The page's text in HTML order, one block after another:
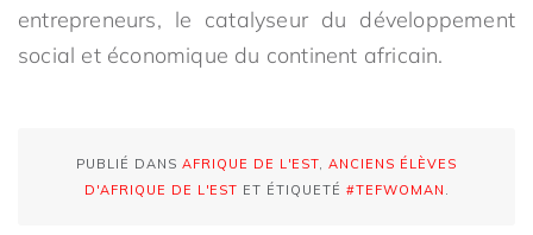
entrepreneurs, le catalyseur du développement
social et économique du continent africain.
PUBLIÉ DANS AFRIQUE DE L'EST, ANCIENS ÉLÈVES
D'AFRIQUE DE L'EST ET ÉTIQUETÉ #TEFWOMAN .